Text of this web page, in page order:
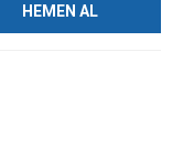
HEMEN AL